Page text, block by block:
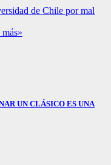
de Chile por mal
UN CLÁSICO ES UNA